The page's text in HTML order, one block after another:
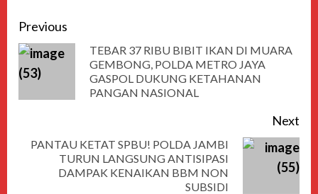
Previous
TEBAR 37 RIBU BIBIT IKAN DI MUARA
GEMBONG, POLDA METRO JAYA
GASPOL DUKUNG KETAHANAN
PANGAN NASIONAL
Next
PANTAU KETAT SPBU! POLDA JAMBI
TURUN LANGSUNG ANTISIPASI
DAMPAK KENAIKAN BBM NON
SUBSIDI